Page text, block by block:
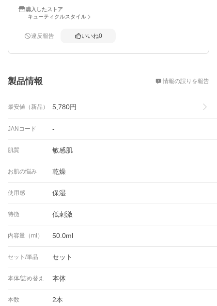
購入したストア
キューティクルスタイル
違反報告 いいね0
製品情報 情報の誤りを報告
最安値（新品） 5,780円
JANコード -
肌質 敏感肌
お肌の悩み 乾燥
使用感 保湿
特徴 低刺激
内容量（ml） 50.0ml
セット/単品 セット
本体/詰め替え 本体
本数 2本